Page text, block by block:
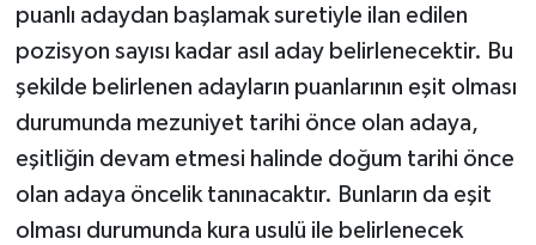
puanlı adaydan başlamak suretiyle ilan edilen
pozisyon sayısı kadar asıl aday belirlenecektir. Bu
şekilde belirlenen adayların puanlarının eşit olması
durumunda mezuniyet tarihi önce olan adaya,
eşitliğin devam etmesi halinde doğum tarihi önce
olan adaya öncelik tanınacaktır. Bunların da eşit
olması durumunda kura usulü ile belirlenecek